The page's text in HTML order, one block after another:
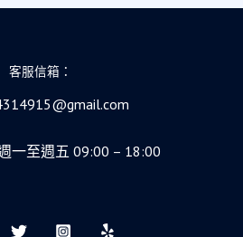
客服信箱：
一至週五 09:00 – 18:00